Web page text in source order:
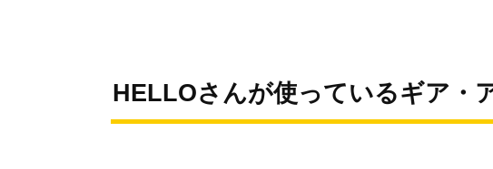
HELLOさんが使っているギア・